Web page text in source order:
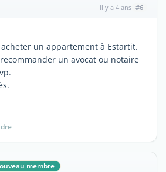
il y a 4 ans #6
un appartement à Estartit.
un avocat ou notaire
membre